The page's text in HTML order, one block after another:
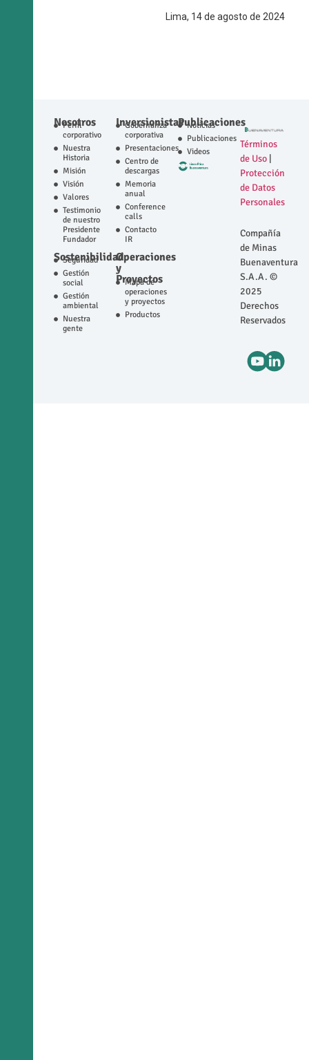
Lima, 14 de agosto de 2024
Nosotros
Perfil
corporativo
Nuestra
Historia
Misión
Visión
Valores
Testimonio
de nuestro
Presidente
Fundador
Sostenibilidad
Seguridad
Gestión
social
Gestión
ambiental
Nuestra
gente
Inversionistas
Gobernanza
corporativa
Presentaciones
Centro de
descargas
Memoria
anual
Conference
calls
Contacto
IR
Operaciones
y
Proyectos
Mapa de
operaciones
y proyectos
Productos
Publicaciones
Noticias
Publicaciones
Videos
Términos
de Uso
Protección
de Datos
Personales
Compañía
de Minas
Buenaventura
S.A.A. ©
2025
Derechos
Reservados